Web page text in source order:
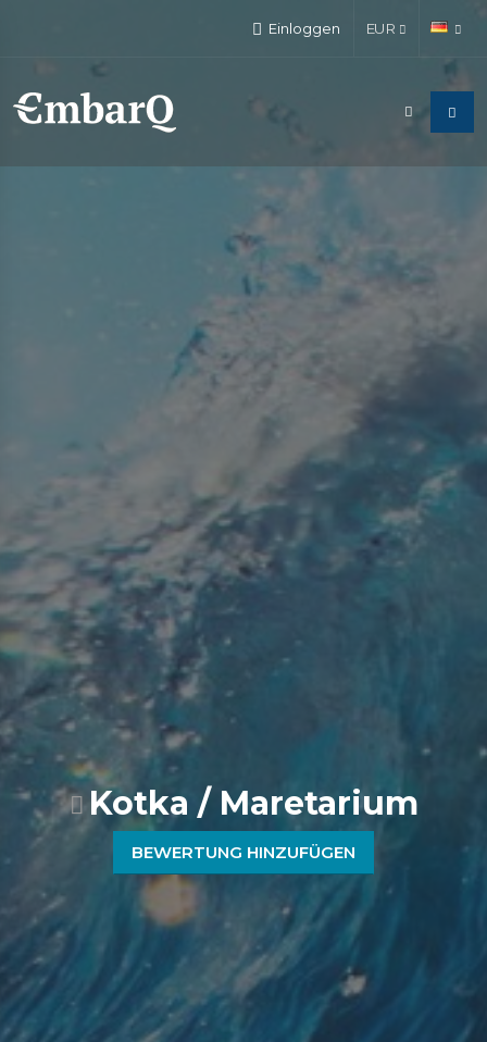
Einloggen EUR
Kotka / Maretarium
BEWERTUNG HINZUFÜGEN